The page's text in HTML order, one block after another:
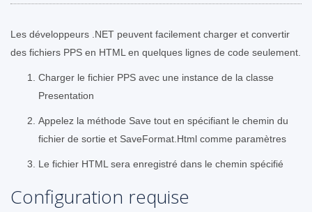
Les développeurs .NET peuvent facilement charger et convertir
des fichiers PPS en HTML en quelques lignes de code seulement.
Charger le fichier PPS avec une instance de la classe
Presentation
Appelez la méthode Save tout en spécifiant le chemin du
fichier de sortie et SaveFormat.Html comme paramètres
Le fichier HTML sera enregistré dans le chemin spécifié
Configuration requise